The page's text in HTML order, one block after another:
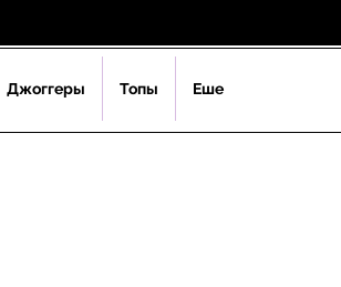
Джоггеры Топы Еше